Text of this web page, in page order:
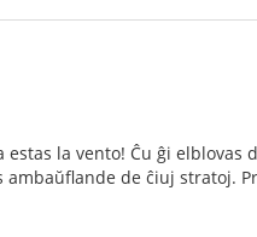
la vento! Ĉu ĝi elblovas
de ĉiuj stratoj.